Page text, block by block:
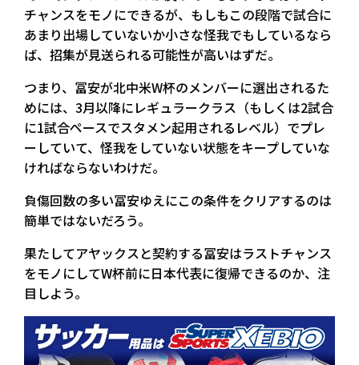
チャンスをモノにできるが、もしもこの段階で試合に
あまり出場していないか小さな怪我でもしているなら
ば、招集が見送られる可能性が高いはずだ。
つまり、冨安が北中米W杯のメンバーに選出されるた
めには、3月以降にレギュラークラス（もしくは2試合
に1試合ペースでスタメン起用されるレベル）でプレ
ーしていて、怪我をしていない状態をキープしていな
ければならないわけだ。
負傷回数の多い冨安ゆえにこの条件をクリアするのは
簡単ではないだろう。
果たしてアヤックスと契約する冨安はラストチャンス
をモノにしてW杯前に日本代表に復帰できるのか、注
目しよう。